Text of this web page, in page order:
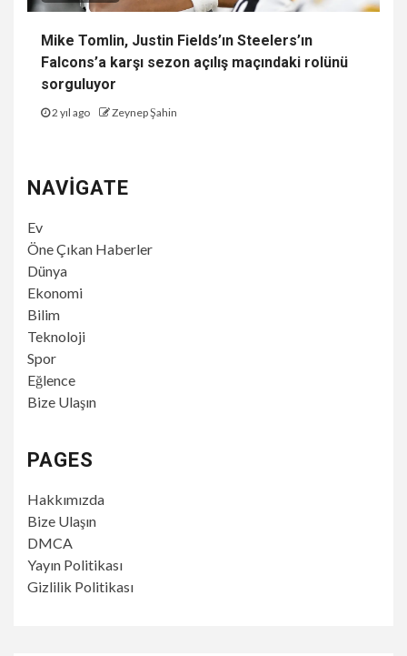
Mike Tomlin, Justin Fields’ın Steelers’ın
Falcons’a karşı sezon açılış maçındaki rolünü
sorguluyor
2 yıl ago Zeynep Şahin
NAVIGATE
Ev
Öne Çıkan Haberler
Dünya
Ekonomi
Bilim
Teknoloji
Spor
Eğlence
Bize Ulaşın
PAGES
Hakkımızda
Bize Ulaşın
DMCA
Yayın Politikası
Gizlilik Politikası